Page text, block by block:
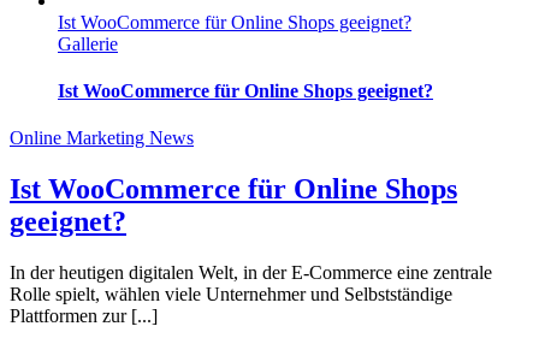
Ist WooCommerce für Online Shops geeignet?
Gallerie
Ist WooCommerce für Online Shops geeignet?
Online Marketing News
Ist WooCommerce für Online Shops
geeignet?
In der heutigen digitalen Welt, in der E-Commerce eine zentrale
Rolle spielt, wählen viele Unternehmer und Selbstständige
Plattformen zur [...]